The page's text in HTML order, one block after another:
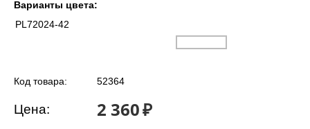
Варианты цвета:
PL72024-42
Код товара: 52364
Цена: 2 360₽